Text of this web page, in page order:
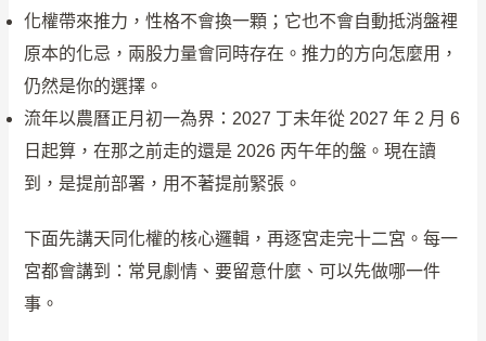
化權帶來推力，性格不會換一顆；它也不會自動抵消盤裡
原本的化忌，兩股力量會同時存在。推力的方向怎麼用，
仍然是你的選擇。
流年以農曆正月初一為界：2027 丁未年從 2027 年 2 月 6
日起算，在那之前走的還是 2026 丙午年的盤。現在讀
到，是提前部署，用不著提前緊張。
下面先講天同化權的核心邏輯，再逐宮走完十二宮。每一
宮都會講到：常見劇情、要留意什麼、可以先做哪一件
事。